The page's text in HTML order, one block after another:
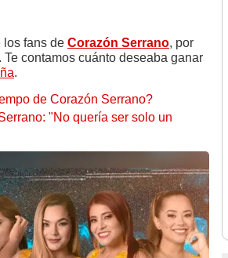
los fans de Corazón Serrano, por
contamos cuánto deseaba ganar
.
de Corazón Serrano?
"No quería ser solo un